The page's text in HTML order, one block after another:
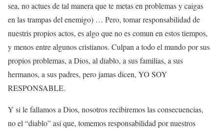
sea, no actues de tal manera que te metas en problemas y caigas
en las trampas del enemigo) … Pero, tomar responsabilidad de
nuestris propios actos, es algo que no es comun en estos tiempos,
y menos entre algunos cristianos. Culpan a todo el mundo por sus
propios problemas, a Dios, al diablo, a sus familias, a sus
hermanos, a sus padres, pero jamas dicen, YO SOY
RESPONSABLE.
Y si le fallamos a Dios, nosotros recibiremos las consecuencias,
no el “diablo” así que, tomemos responsabilidad por nuestros